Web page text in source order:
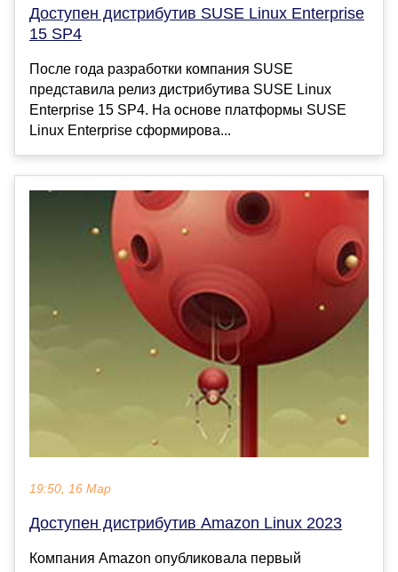
Доступен дистрибутив SUSE Linux Enterprise
15 SP4
После года разработки компания SUSE
представила релиз дистрибутива SUSE Linux
Enterprise 15 SP4. На основе платформы SUSE
Linux Enterprise сформирова...
19:50, 16 Мар
Доступен дистрибутив Amazon Linux 2023
Компания Amazon опубликовала первый